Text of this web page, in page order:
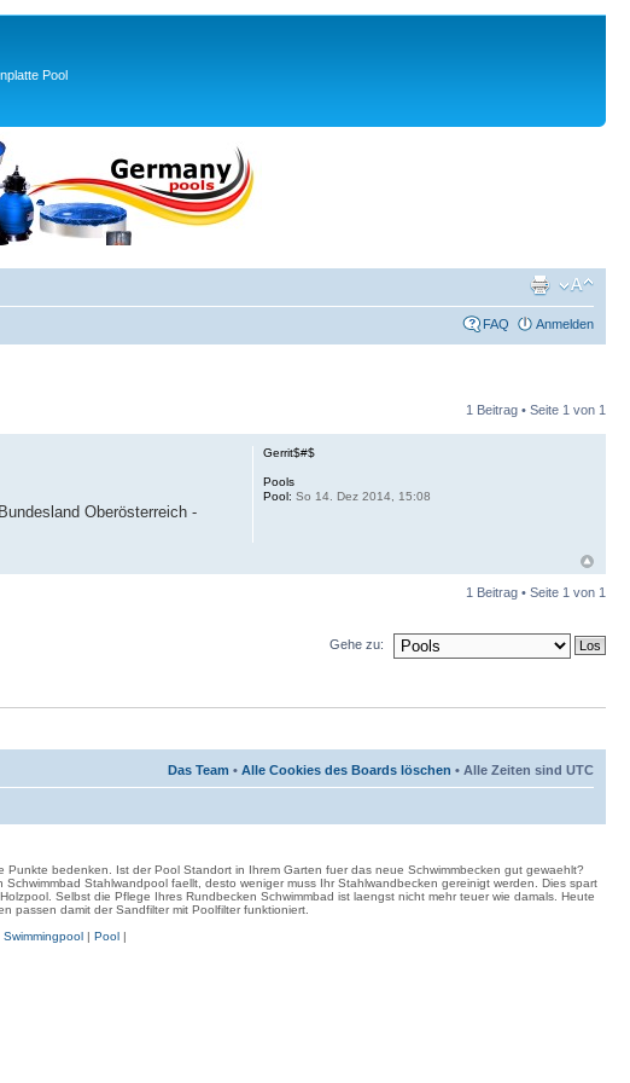
Pool
FAQ Anmelden
1 Beitrag • Seite 1 von 1
Oberösterreich -
Gerrit$#$
Pools
Pool: So 14. Dez 2014, 15:08
1 Beitrag • Seite 1 von 1
Gehe zu:
Das Team • Alle Cookies des Boards löschen • Alle Zeiten sind UTC
bedenken. Ist der Pool Standort in Ihrem Garten fuer das neue Schwimmbecken gut gewaehlt?
Stahlwandpool faellt, desto weniger muss Ihr Stahlwandbecken gereinigt werden. Dies spart
Selbst die Pflege Ihres Rundbecken Schwimmbad ist laengst nicht mehr teuer wie damals. Heute
passen damit der Sandfilter mit Poolfilter funktioniert.
Swimmingpool| Pool|